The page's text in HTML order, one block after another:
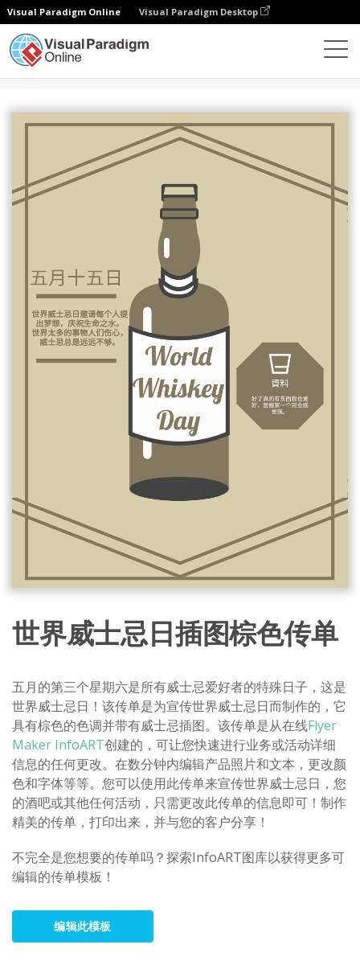
Visual Paradigm Online Visual Paradigm Desktop
世界威士忌日插图棕色传单
五月的第三个星期六是所有威士忌爱好者的特殊日子，这是
世界威士忌日！该传单是为宣传世界威士忌日而制作的，它
具有棕色的色调并带有威士忌插图。该传单是从在线Flyer
Maker InfoART创建的，可让您快速进行业务或活动详细
信息的任何更改。在数分钟内编辑产品照片和文本，更改颜
色和字体等等。您可以使用此传单来宣传世界威士忌日，您
的酒吧或其他任何活动，只需更改此传单的信息即可！制作
精美的传单，打印出来，并与您的客户分享！
不完全是您想要的传单吗？探索InfoART图库以获得更多可
编辑的传单模板！
编辑此模板